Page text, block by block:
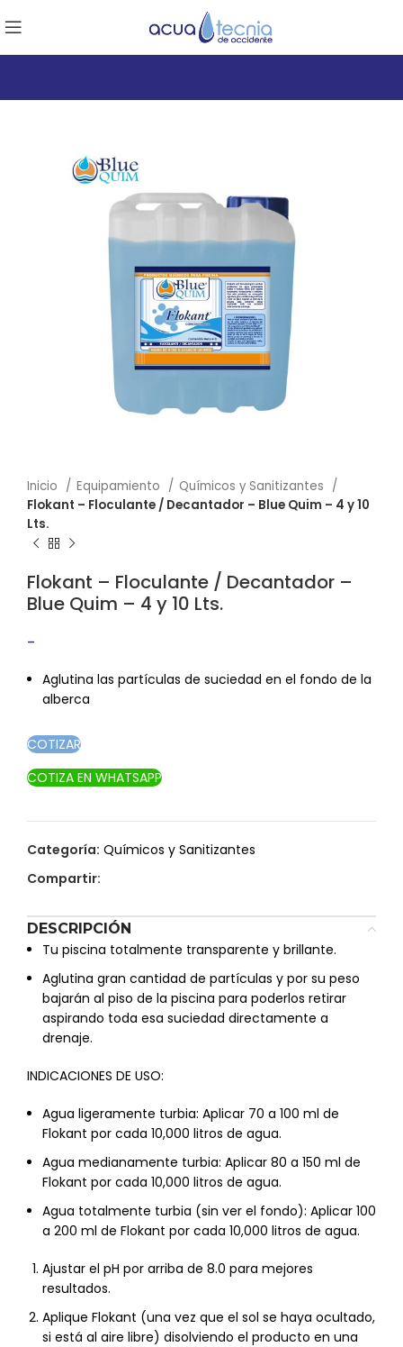
Inicio Equipamiento
Químicos y Sanitizantes
Flokant – Floculante / Decantador – Blue Quim – 4 y 10
Lts.
Flokant – Floculante / Decantador –
Blue Quim – 4 y 10 Lts.
-
Aglutina las partículas de suciedad en el fondo de la
alberca
COTIZAR
COTIZA EN WHATSAPP
Categoría: Químicos y Sanitizantes
Compartir:
DESCRIPCIÓN
Tu piscina totalmente transparente y brillante.
Aglutina gran cantidad de partículas y por su peso
bajarán al piso de la piscina para poderlos retirar
aspirando toda esa suciedad directamente a
drenaje.
INDICACIONES DE USO:
Agua ligeramente turbia: Aplicar 70 a 100 ml de
Flokant por cada 10,000 litros de agua.
Agua medianamente turbia: Aplicar 80 a 150 ml de
Flokant por cada 10,000 litros de agua.
Agua totalmente turbia (sin ver el fondo): Aplicar 100
a 200 ml de Flokant por cada 10,000 litros de agua.
Ajustar el pH por arriba de 8.0 para mejores
resultados.
Aplique Flokant (una vez que el sol se haya ocultado,
si está al aire libre) disolviendo el producto en una